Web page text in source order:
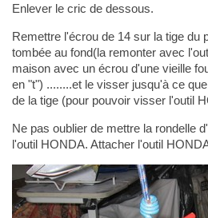
Enlever le cric de dessous.
Remettre l'écrou de 14 sur la tige du
tombée au fond(la remonter avec
maison avec un écrou d'une vieille
en "t") ........et le visser jusqu'à ce
de la tige (pour pouvoir visser l'outil
Ne pas oublier de mettre la rondelle
l'outil HONDA. Attacher l'outil